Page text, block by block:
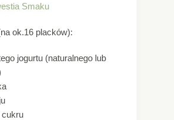
Smaku
ok.16 placków):
jogurtu (naturalnego lub
cukru